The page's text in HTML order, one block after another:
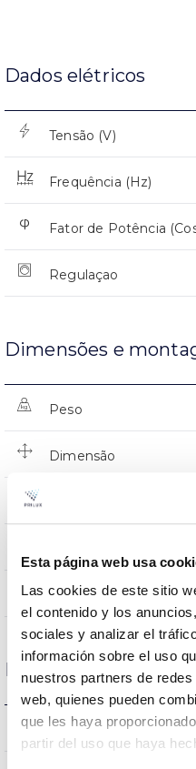
Esta página web usa
Las cookies de este sitio
el contenido y los
sociales y analizar el
información sobre el uso
nuestros partners de
web, quienes pueden
que les haya
partir del uso que haya
Dados elétricos
Tensão (V)
Frequência (Hz)
Fator de Potência
Regulaçao
Dimensões e
Peso
Dimensão
Iluminação
Dados ópticos
Temperatura de cor